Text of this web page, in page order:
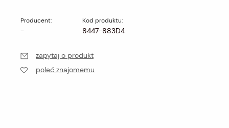
Producent:
-
Kod produktu:
8447-883D4
zapytaj o produkt
poleć znajomemu